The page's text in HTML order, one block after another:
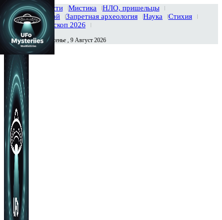
Главная Новости Мистика
НЛО, пришельцы
Тайны вселенной
Запретная археология Наука
Стихия
История
Гороскоп 2026
Сегодня Воскресенье , 9 Август 2026